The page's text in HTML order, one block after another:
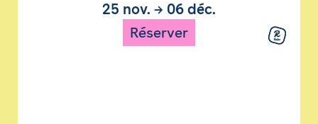
25 nov. → 06 déc.
Réserver